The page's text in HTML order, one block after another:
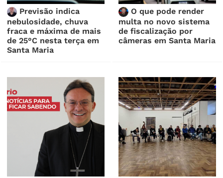
Previsão indica
nebulosidade, chuva
fraca e máxima de mais
de 25°C nesta terça em
Santa Maria
O que pode render
multa no novo sistema
de fiscalização por
câmeras em Santa Maria